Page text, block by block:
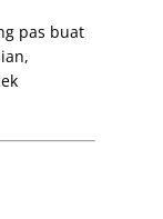
pas buat